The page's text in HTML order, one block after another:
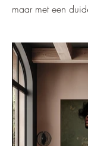
maar met een